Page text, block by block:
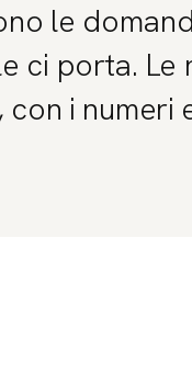
le
ci porta.
i numeri